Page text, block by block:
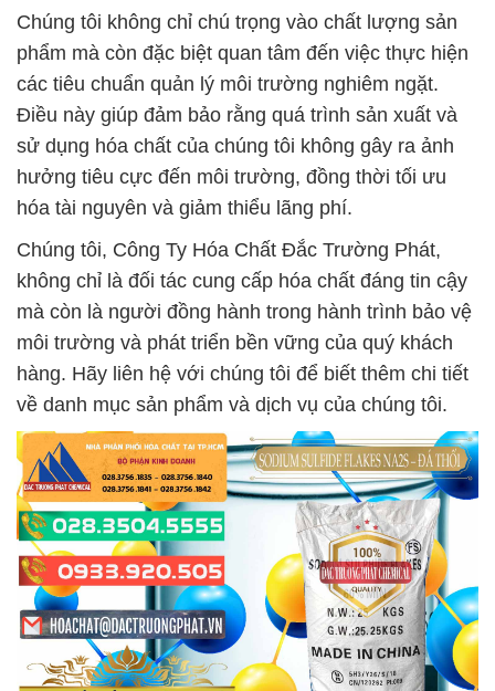
Chúng tôi không chỉ chú trọng vào chất lượng sản
phẩm mà còn đặc biệt quan tâm đến việc thực hiện
các tiêu chuẩn quản lý môi trường nghiêm ngặt.
Điều này giúp đảm bảo rằng quá trình sản xuất và
sử dụng hóa chất của chúng tôi không gây ra ảnh
hưởng tiêu cực đến môi trường, đồng thời tối ưu
hóa tài nguyên và giảm thiểu lãng phí.
Chúng tôi, Công Ty Hóa Chất Đắc Trường Phát,
không chỉ là đối tác cung cấp hóa chất đáng tin cậy
mà còn là người đồng hành trong hành trình bảo vệ
môi trường và phát triển bền vững của quý khách
hàng. Hãy liên hệ với chúng tôi để biết thêm chi tiết
về danh mục sản phẩm và dịch vụ của chúng tôi.